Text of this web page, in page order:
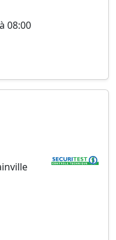
08:00